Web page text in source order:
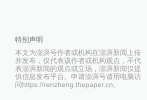
特别声明
本文为澎湃号作者或机构在澎湃新闻上传
并发布，仅代表该作者或机构观点，不代
表澎湃新闻的观点或立场，澎湃新闻仅提
供信息发布平台。申请澎湃号请用电脑访
问https://renzheng.thepaper.cn。